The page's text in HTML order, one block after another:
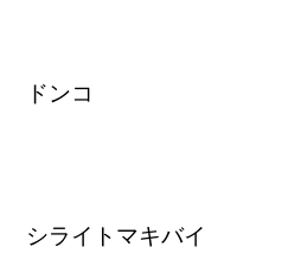
ドンコ
シライトマキバイ